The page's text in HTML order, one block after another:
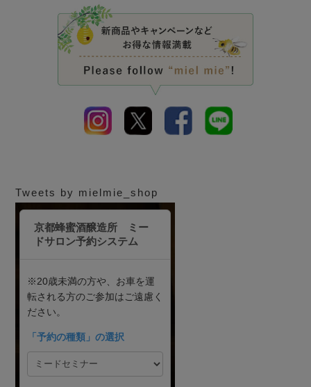
Tweets by mielmie_shop